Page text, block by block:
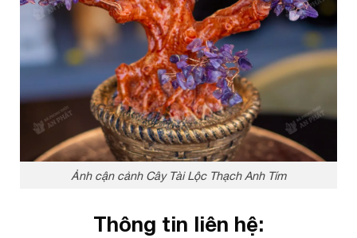
Ảnh cận cảnh Cây Tài Lộc Thạch Anh Tím
Thông tin liên hệ: